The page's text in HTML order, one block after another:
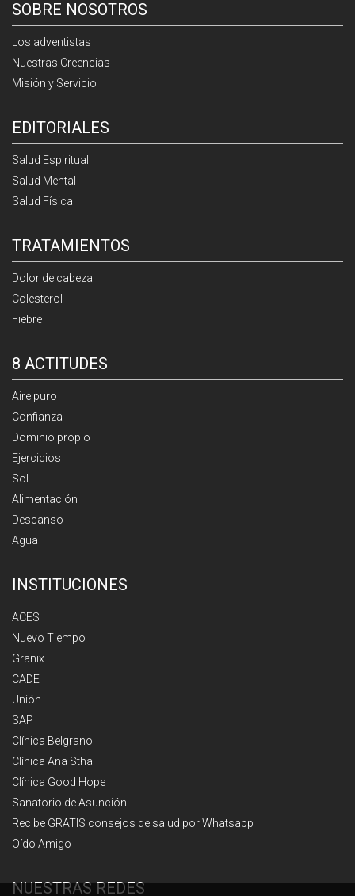
SOBRE NOSOTROS
Los adventistas
Nuestras Creencias
Misión y Servicio
EDITORIALES
Salud Espiritual
Salud Mental
Salud Física
TRATAMIENTOS
Dolor de cabeza
Colesterol
Fiebre
8 ACTITUDES
Aire puro
Confianza
Dominio propio
Ejercicios
Sol
Alimentación
Descanso
Agua
INSTITUCIONES
ACES
Nuevo Tiempo
Granix
CADE
Unión
SAP
Clínica Belgrano
Clínica Ana Sthal
Clínica Good Hope
Sanatorio de Asunción
Recibe GRATIS consejos de salud por Whatsapp
Oído Amigo
NUESTRAS REDES